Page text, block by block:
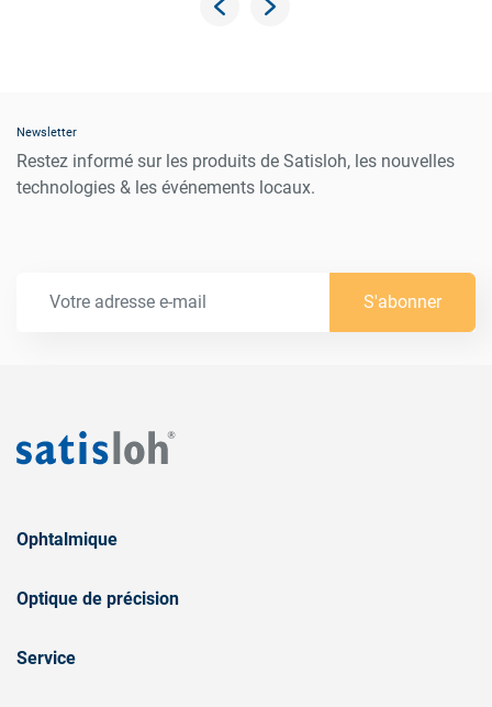
Newsletter
Restez informé sur les produits de Satisloh, les nouvelles
technologies & les événements locaux.
S'abonner
Ophtalmique
Optique de précision
Service